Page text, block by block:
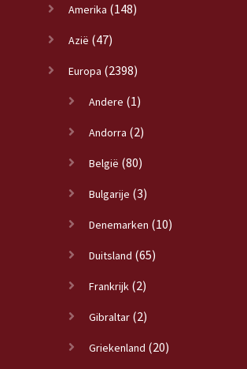
Amerika (148)
Azië (47)
Europa (2398)
Andere (1)
Andorra (2)
België (80)
Bulgarije (3)
Denemarken (10)
Duitsland (65)
Frankrijk (2)
Gibraltar (2)
Griekenland (20)